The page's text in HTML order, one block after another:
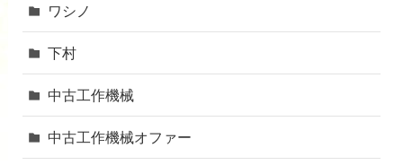
ワシノ
下村
中古工作機械
中古工作機械オファー